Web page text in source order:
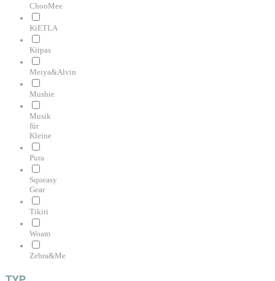
ChooMee
KiETLA
Kitpas
Meiya&Alvin
Mushie
Musik
für
Kleine
Pura
Squeasy
Gear
Tikiri
Woam
Zebra&Me